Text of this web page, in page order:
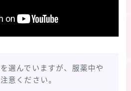
選んでいますが、服薬中や
意ください。